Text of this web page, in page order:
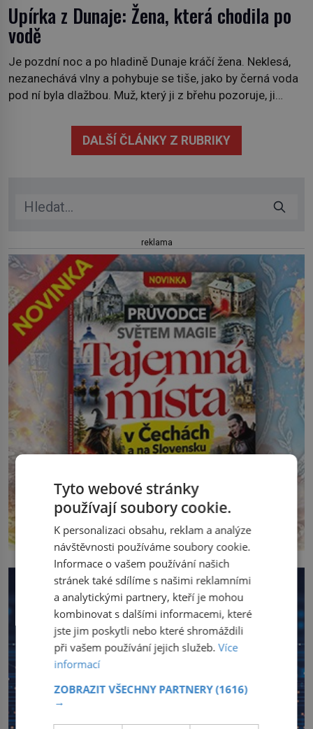
Upírka z Dunaje: Žena, která chodila po
vodě
Je pozdní noc a po hladině Dunaje kráčí žena. Neklesá,
nezanechává vlny a pohybuje se tiše, jako by černá voda
pod ní byla dlažbou. Muž, který ji z břehu pozoruje, ji
mrtvá celé století. Vesnice Kisiljevo v severovýchodním
Srbsku má s upíry nevyřízené účty. […]
DALŠÍ ČLÁNKY Z RUBRIKY
reklama
Tyto webové stránky
používají soubory cookie.
K personalizaci obsahu, reklam a analýze
návštěvnosti používáme soubory cookie.
Informace o vašem používání našich
stránek také sdílíme s našimi reklamními
a analytickými partnery, kteří je mohou
kombinovat s dalšími informacemi, které
jste jim poskytli nebo které shromáždili
při vašem používání jejich služeb.Více
informací
ZOBRAZIT VŠECHNY PARTNERY(1616)
→